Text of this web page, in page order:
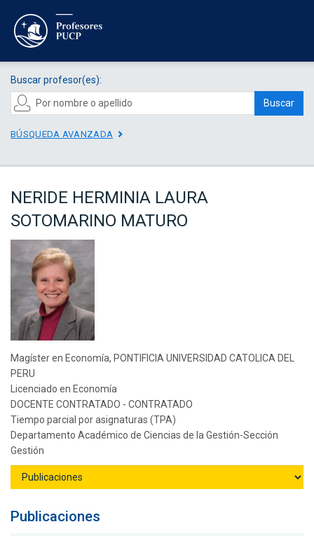
Buscar profesor(es):
Buscar
BÚSQUEDA AVANZADA
NERIDE HERMINIA LAURA
SOTOMARINO MATURO
Magíster en Economía, PONTIFICIA UNIVERSIDAD CATOLICA DEL
PERU
Licenciado en Economía
DOCENTE CONTRATADO - CONTRATADO
Tiempo parcial por asignaturas (TPA)
Departamento Académico de Ciencias de la Gestión-Sección
Gestión
Publicaciones